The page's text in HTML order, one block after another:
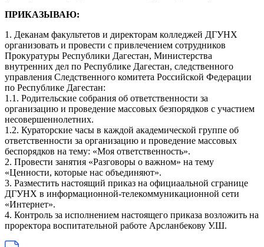
ПРИКАЗЫВАЮ:
1. Деканам факультетов и директорам колледжей ДГУНХ
организовать и провести с привлечением сотрудников
Прокуратуры Pecпублики Дагестан, Министерства
внутренних дел по Республике Дагестан, следственного
управления Следственного комитета Российской Федерации
по Pecпублике Дагестан:
1.1. Родительские собрания об ответственности за
организацию и проведение массовых безпорядков с участием
несовершеннолетних.
1.2. Кураторские часы в каждой академической группе об
ответственности за организацию и проведение массовых
беспорядков на тему: «Моя ответственность».
2. Провести занятия «Разговоры о важном» на тему
«Ценности, которые нас объединяют».
3. Разместить настоящий приказ на официаальной сгранице
ДГУНХ в информационной-телекоммуникационной сети
«Интернет».
4. Контроль за исполнением настоящего приказа возложить на
проректора воспитательной работе Арсланбекову У.Ш.